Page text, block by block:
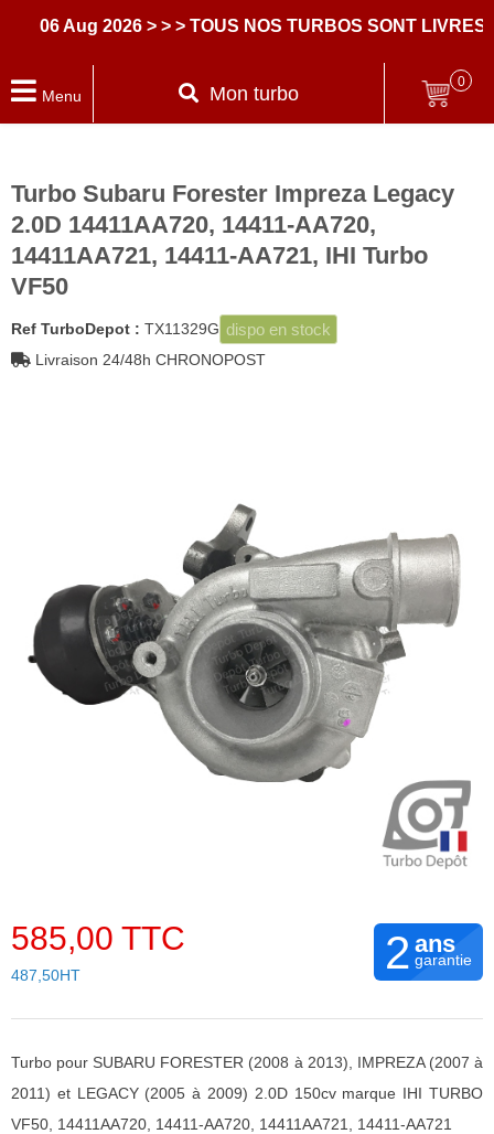
06 Aug 2026 > > > TOUS NOS TURBOS SONT LIVRES
Menu Mon turbo
0
Turbo Subaru Forester Impreza Legacy
2.0D 14411AA720, 14411-AA720,
14411AA721, 14411-AA721, IHI Turbo
VF50
Ref TurboDepot : TX11329G dispo en stock
Livraison 24/48h CHRONOPOST
585,00 TTC
487,50HT 2 ans
garantie
Turbo pour SUBARU FORESTER (2008 à 2013), IMPREZA (2007 à
2011) et LEGACY (2005 à 2009) 2.0D 150cv marque IHI TURBO
VF50, 14411AA720, 14411-AA720, 14411AA721, 14411-AA721